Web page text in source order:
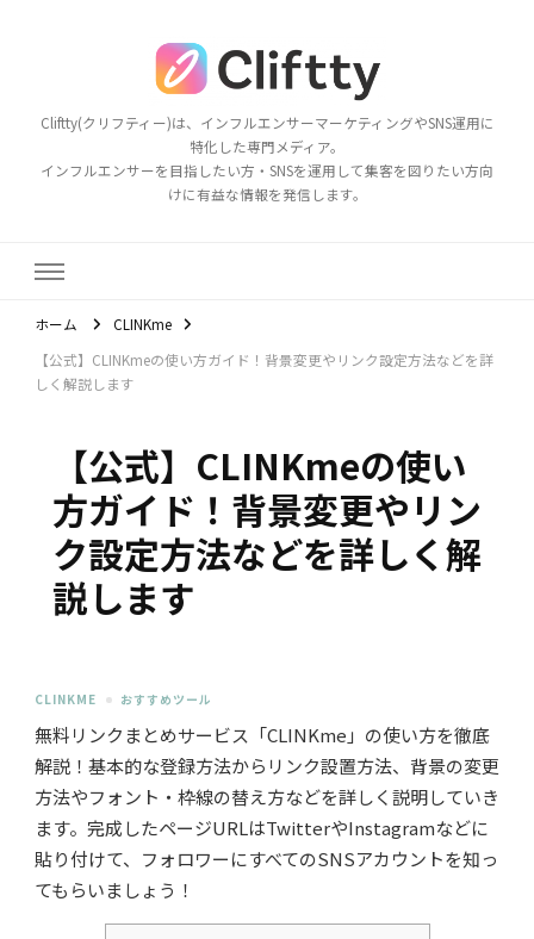
Cliftty(クリフティー)は、インフルエンサーマーケティングやSNS運用に
特化した専門メディア。
インフルエンサーを目指したい方・SNSを運用して集客を図りたい方向
けに有益な情報を発信します。
ホーム
CLINKme
【公式】CLINKmeの使い方ガイド！背景変更やリンク設定方法などを詳
しく解説します
【公式】CLINKmeの使い
方ガイド！背景変更やリン
ク設定方法などを詳しく解
説します
CLINKME おすすめツール
無料リンクまとめサービス「CLINKme」の使い方を徹底
解説！基本的な登録方法からリンク設置方法、背景の変更
方法やフォント・枠線の替え方などを詳しく説明していき
ます。完成したページURLはTwitterやInstagramなどに
貼り付けて、フォロワーにすべてのSNSアカウントを知っ
てもらいましょう！